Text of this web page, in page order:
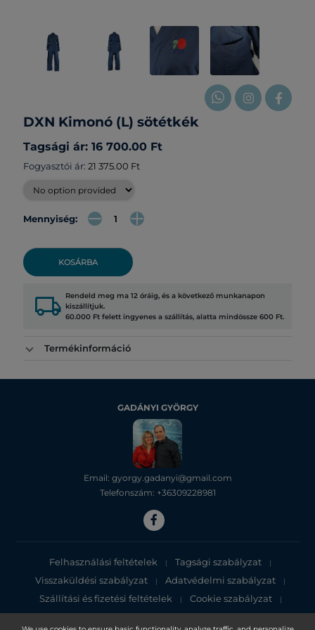
DXN Kimonó (L) sötétkék
Tagsági ár: 16 700.00 Ft
Fogyasztói ár: 21 375.00 Ft
Mennyiség:
KOSÁRBA
local_shipping Rendeld meg ma 12 óráig, és a következő munkanapon
kiszállítjuk.
60.000 Ft felett ingyenes a szállítás, alatta mindössze 600 Ft.
Termékinformáció
GADÁNYI GYÖRGY
Email: gyorgy.gadanyi@gmail.com
Telefonszám: +36309228981
Felhasználási feltételek | Tagsági szabályzat |
Visszaküldési szabályzat | Adatvédelmi szabályzat |
Szállítási és fizetési feltételek | Cookie szabályzat |
Adatvédelmi tájékoztató